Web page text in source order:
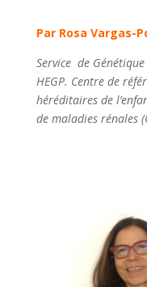
Par Rosa Vargas-
Service de
HEGP. Centre de
héréditaires de
de maladies rénales